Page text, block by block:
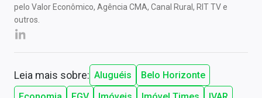
pelo Valor Econômico, Agência CMA, Canal Rural, RIT TV e
outros.
Leia mais sobre: Aluguéis
Belo Horizonte